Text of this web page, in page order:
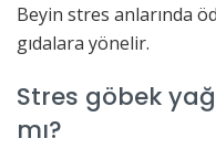
Beyin stres anlarında
gıdalara yönelir.
Stres göbek
mı?